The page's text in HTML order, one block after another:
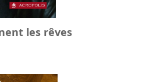
les rêves